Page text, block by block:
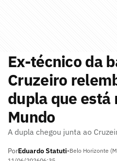
Ex-técnico da
Cruzeiro
dupla que está
Mundo
A dupla chegou junta ao
PorEduardo Statuti•Belo Horizonte